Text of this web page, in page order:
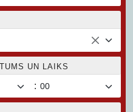
UN LAIKS
: